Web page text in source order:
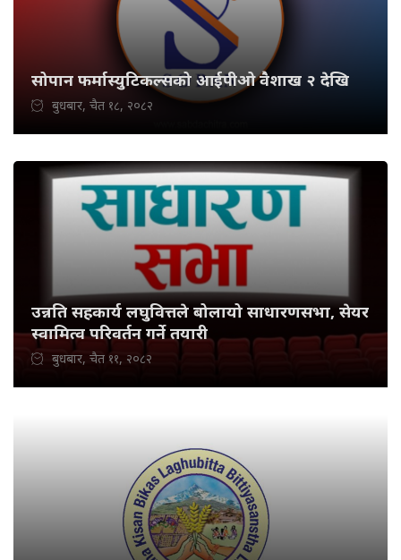
सोपान फर्मास्युटिकल्सको आईपीओ वैशाख २ देखि
बुधबार, चैत १८, २०८२
उन्नति सहकार्य लघुवित्तले बोलायो साधारणसभा, सेयर
स्वामित्व परिवर्तन गर्ने तयारी
बुधबार, चैत ११, २०८२